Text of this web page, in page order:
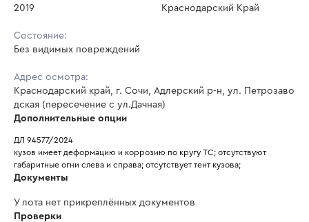
2019
Краснодарский Край
Состояние:
Без видимых повреждений
Адрес осмотра:
Краснодарский край, г. Сочи, Адлерский р-н, ул. Петрозаво
дская (пересечение с ул.Дачная)
Дополнительные опции
ДЛ 94577/2024
кузов имеет деформацию и коррозию по кругу ТС; отсутствуют
габаритные огни слева и справа; отсутствует тент кузова;
Документы
У лота нет прикреплённых документов
Проверки